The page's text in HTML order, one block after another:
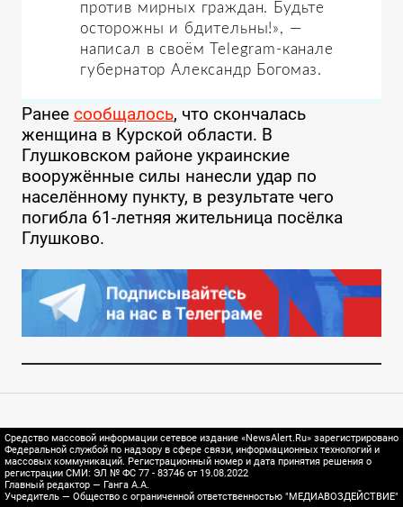
против мирных граждан. Будьте
осторожны и бдительны!», —
написал в своём Telegram-канале
губернатор Александр Богомаз.
Ранее сообщалось, что скончалась
женщина в Курской области. В
Глушковском районе украинские
вооружённые силы нанесли удар по
населённому пункту, в результате чего
погибла 61-летняя жительница посёлка
Глушково.
Средство массовой информации сетевое издание «NewsAlert.Ru» зарегистрировано
Федеральной службой по надзору в сфере связи, информационных технологий и
массовых коммуникаций. Регистрационный номер и дата принятия решения о
регистрации СМИ: ЭЛ № ФС 77 - 83746 от 19.08.2022
Главный редактор — Ганга А.А.
Учредитель — Общество с ограниченной ответственностью "МЕДИАВОЗДЕЙСТВИЕ"